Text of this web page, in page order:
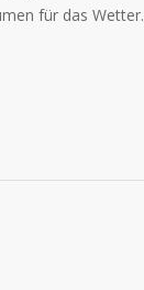
für das Wetter.